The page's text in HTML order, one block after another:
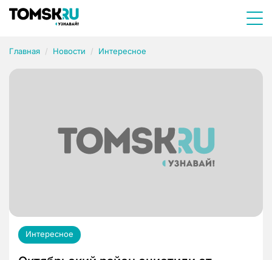
Главная Новости Интересное
Интересное